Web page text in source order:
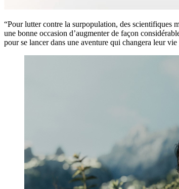
“Pour lutter contre la surpopulation, des scientifiques
une bonne occasion d’augmenter de façon
pour se lancer dans une aventure qui changera leur